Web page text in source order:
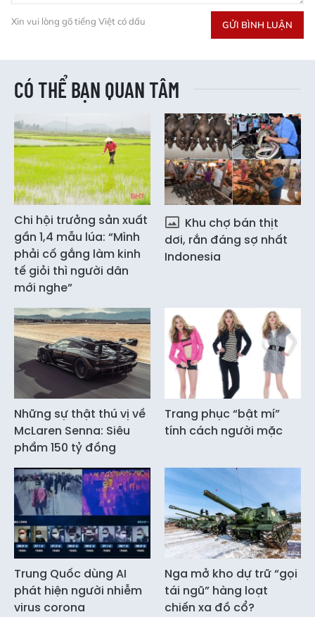
Xin vui lòng gõ tiếng Việt có dấu GỬI BÌNH LUẬN
CÓ THỂ BẠN QUAN TÂM
Chi hội trưởng sản xuất
gần 1,4 mẫu lúa: “Mình
phải cố gắng làm kinh
tế giỏi thì người dân
mới nghe”
Khu chợ bán thịt
dơi, rắn đáng sợ nhất
Indonesia
Những sự thật thú vị về
McLaren Senna: Siêu
phẩm 150 tỷ đồng
Trang phục “bật mí”
tính cách người mặc
Trung Quốc dùng AI
phát hiện người nhiễm
virus corona
Nga mở kho dự trữ “gọi
tái ngũ” hàng loạt
chiến xa đồ cổ?